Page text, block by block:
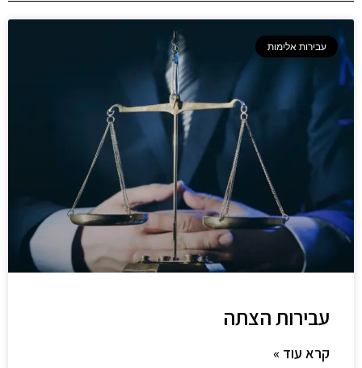
עבירות אלימות
עבירות הצתה
קרא עוד »